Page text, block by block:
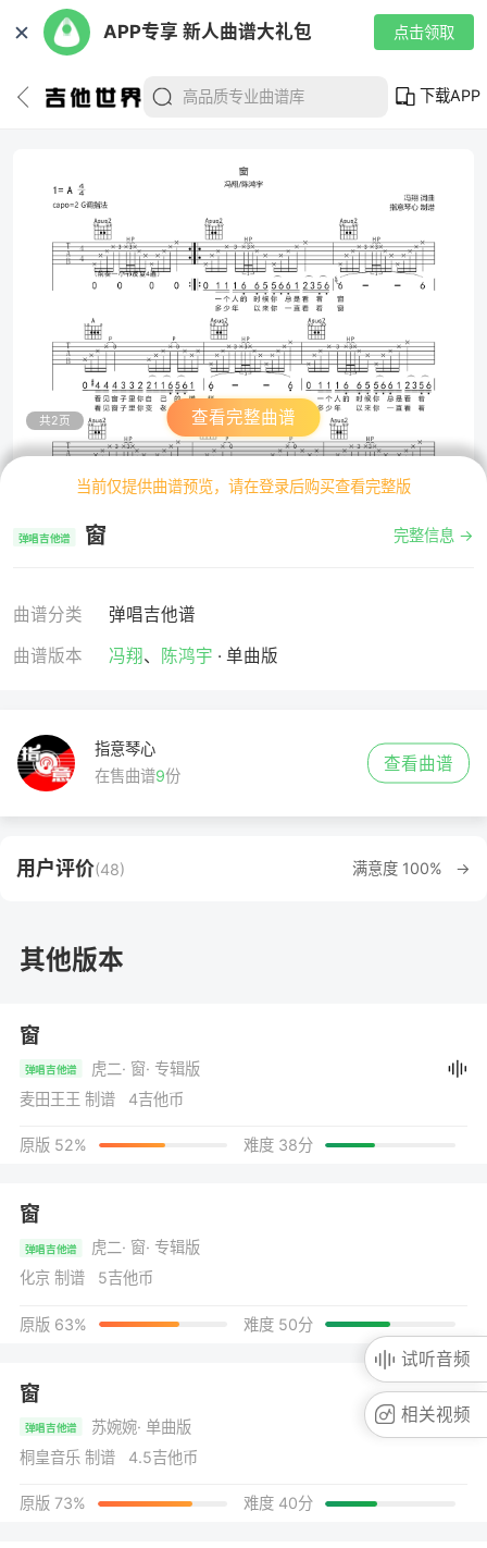
✕ APP专享 新人曲谱大礼包 点击领取
下载APP
共2页 查看完整曲谱
当前仅提供曲谱预览，请在登录后购买查看完整版
完整信息 →
弹唱吉他谱 窗
曲谱分类
弹唱吉他谱
曲谱版本
冯翔、 陈鸿宇 · 单曲版
指意琴心
在售曲谱9份
查看曲谱
满意度 100% →
用户评价(48)
其他版本
窗
弹唱吉他谱 虎二· 窗· 专辑版
麦田王王 制谱 4吉他币
原版 52% 难度 38分
窗
弹唱吉他谱 虎二· 窗· 专辑版
化京 制谱 5吉他币
原版 63% 难度 50分
窗
弹唱吉他谱 苏婉婉· 单曲版
桐皇音乐 制谱 4.5吉他币
原版 73% 难度 40分
试听音频
相关视频